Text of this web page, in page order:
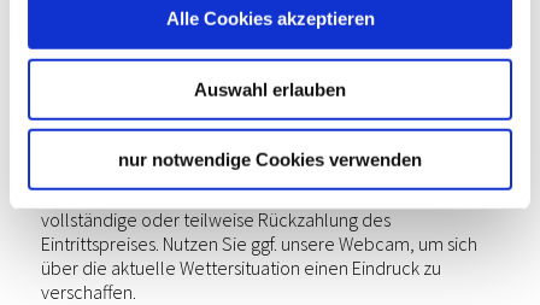
Alle Cookies akzeptieren
Auswahl erlauben
nur notwendige Cookies verwenden
Gutscheine sind ausschließlich online einlösbar, nicht vor
Wir bitten um Verständnis, dass wir auf das Wetter keinen
Einfluss haben. Bei schlechter Sicht auf den
Aussichtsplattformen oder im Panoramacafé, entsteht
kein Anspruch auf Schadensersatz oder auf eine
vollständige oder teilweise Rückzahlung des
Eintrittspreises. Nutzen Sie ggf. unsere Webcam, um sich
über die aktuelle Wettersituation einen Eindruck zu
verschaffen.